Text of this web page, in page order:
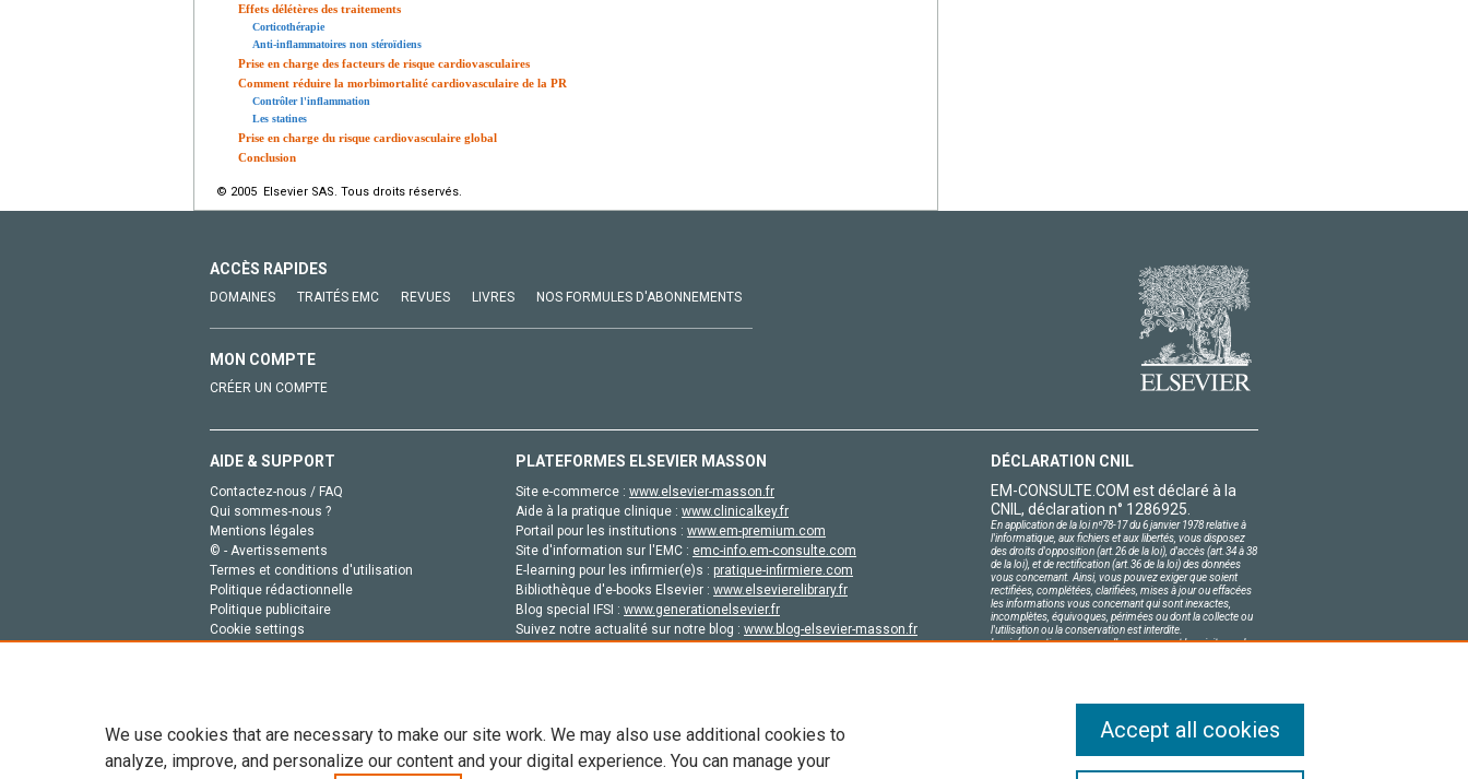
Effets délétères des traitements
Corticothérapie
Anti-inflammatoires non stéroïdiens
Prise en charge des facteurs de risque cardiovasculaires
Comment réduire la morbimortalité cardiovasculaire de la PR
Contrôler l'inflammation
Les statines
Prise en charge du risque cardiovasculaire global
Conclusion
© 2005 Elsevier SAS. Tous droits réservés.
ACCÈS RAPIDES
DOMAINES TRAITÉS EMC REVUES LIVRES NOS FORMULES D'ABONNEMENTS
MON COMPTE
CRÉER UN COMPTE
AIDE & SUPPORT
Contactez-nous / FAQ
Qui sommes-nous ?
Mentions légales
© - Avertissements
Termes et conditions d'utilisation
Politique rédactionnelle
Politique publicitaire
Cookie settings
PLATEFORMES ELSEVIER MASSON
Site e-commerce : www.elsevier-masson.fr
Aide à la pratique clinique : www.clinicalkey.fr
Portail pour les institutions : www.em-premium.com
Site d'information sur l'EMC : emc-info.em-consulte.com
E-learning pour les infirmier(e)s : pratique-infirmiere.com
Bibliothèque d'e-books Elsevier : www.elsevierelibrary.fr
Blog special IFSI : www.generationelsevier.fr
Suivez notre actualité sur notre blog : www.blog-elsevier-masson.fr
DÉCLARATION CNIL
EM-CONSULTE.COM est déclaré à la
CNIL, déclaration n° 1286925.
En application de la loi nº78-17 du 6 janvier 1978 relative à
l'informatique, aux fichiers et aux libertés, vous disposez
des droits d'opposition (art.26 de la loi), d'accès (art.34 à 38
de la loi), et de rectification (art.36 de la loi) des données
vous concernant. Ainsi, vous pouvez exiger que soient
rectifiées, complétées, clarifiées, mises à jour ou effacées
les informations vous concernant qui sont inexactes,
incomplètes, équivoques, périmées ou dont la collecte ou
l'utilisation ou la conservation est interdite.
Les informations personnelles concernant les visiteurs de
We use cookies that are necessary to make our site work. We may also use additional cookies to
analyze, improve, and personalize our content and your digital experience. You can manage your
Accept all cookies